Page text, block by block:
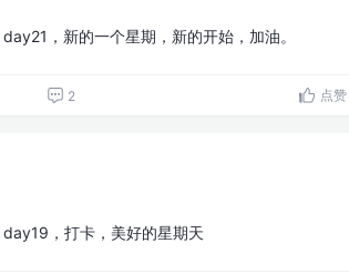
day21，新的一个星期，新的开始，加油。
2 点赞
day19，打卡，美好的星期天